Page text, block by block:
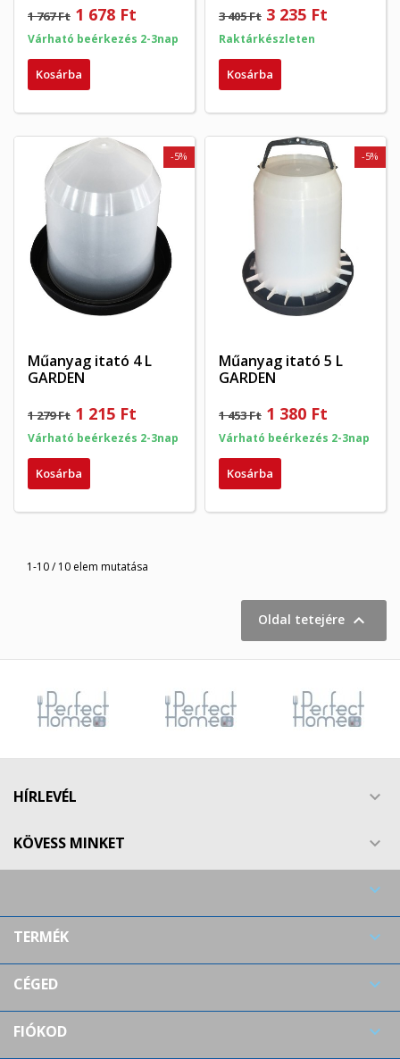
1 767 Ft 1 678 Ft
Várható beérkezés 2-3nap
Kosárba
3 405 Ft 3 235 Ft
Raktárkészleten
Kosárba
Műanyag itató 4 L
GARDEN
1 279 Ft
-5%
1 215 Ft
Várható beérkezés 2-3nap
Kosárba
Műanyag itató 5 L
GARDEN
1 453 Ft
-5%
1 380 Ft
Várható beérkezés 2-3nap
Kosárba
1-10 / 10 elem mutatása
Oldal tetejére 
HÍRLEVÉL 
KÖVESS MINKET 

TERMÉK 
CÉGED 
FIÓKOD 